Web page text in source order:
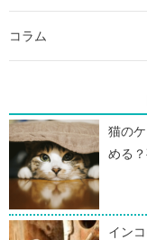
コラム
猫の
める
イン